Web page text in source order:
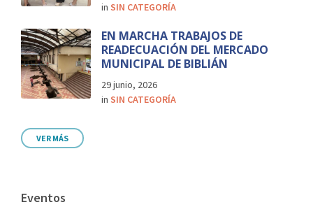
in SIN CATEGORÍA
EN MARCHA TRABAJOS DE
READECUACIÓN DEL MERCADO
MUNICIPAL DE BIBLIÁN
29 junio, 2026
in SIN CATEGORÍA
VER MÁS
Eventos